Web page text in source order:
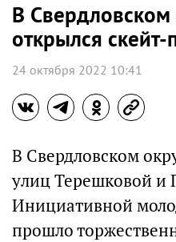
В Свердловском
открылся скейт-
24 октября 2022 10:41
В Свердловском
улиц Терешковой и
Инициативной
прошло